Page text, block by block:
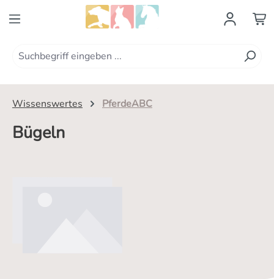
Zum Hauptinhalt springen
Wissenswertes PferdeABC
Bügeln